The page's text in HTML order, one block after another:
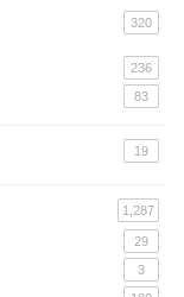
320
236
83
19
1,287
29
3